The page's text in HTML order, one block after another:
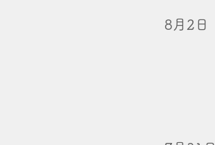
​8月2日